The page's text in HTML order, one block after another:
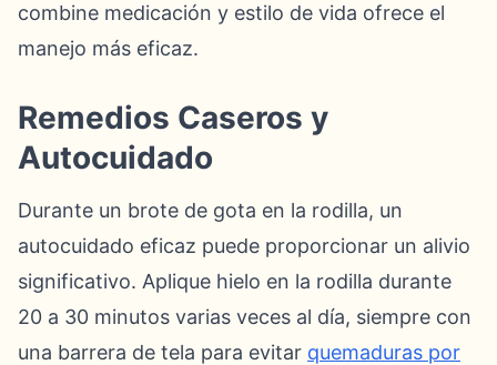
combine medicación y estilo de vida ofrece el
manejo más eficaz.
Remedios Caseros y
Autocuidado
Durante un brote de gota en la rodilla, un
autocuidado eficaz puede proporcionar un alivio
significativo. Aplique hielo en la rodilla durante
20 a 30 minutos varias veces al día, siempre con
una barrera de tela para evitar quemaduras por